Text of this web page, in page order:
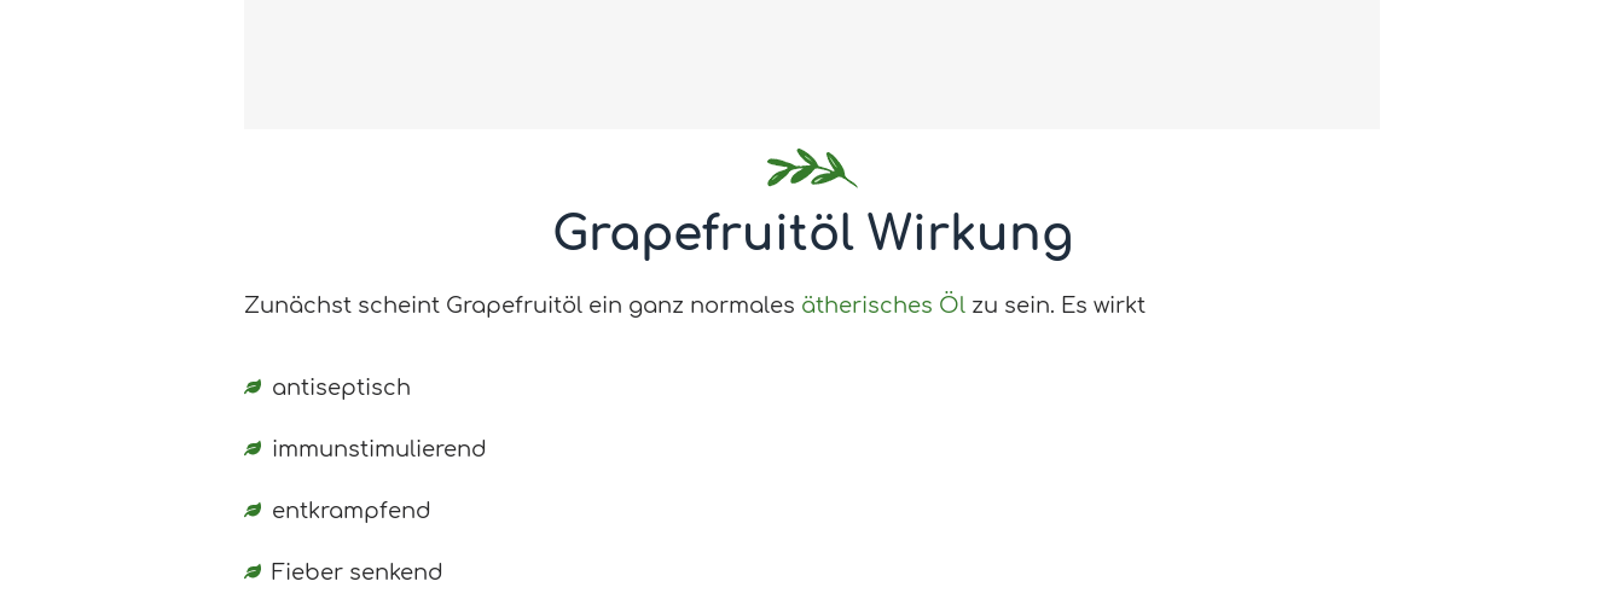
Grapefruitöl Wirkung
Zunächst scheint Grapefruitöl ein ganz normales ätherisches Öl zu sein. Es wirkt
antiseptisch
immunstimulierend
entkrampfend
Fieber senkend